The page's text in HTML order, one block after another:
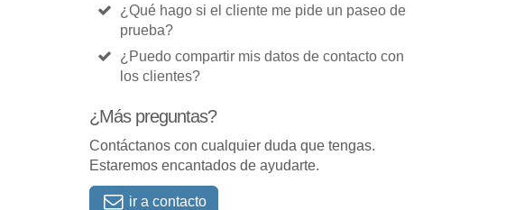
¿Qué hago si el cliente me pide un paseo de
prueba?
¿Puedo compartir mis datos de contacto con
los clientes?
¿Más preguntas?
Contáctanos con cualquier duda que tengas.
Estaremos encantados de ayudarte.
ir a contacto